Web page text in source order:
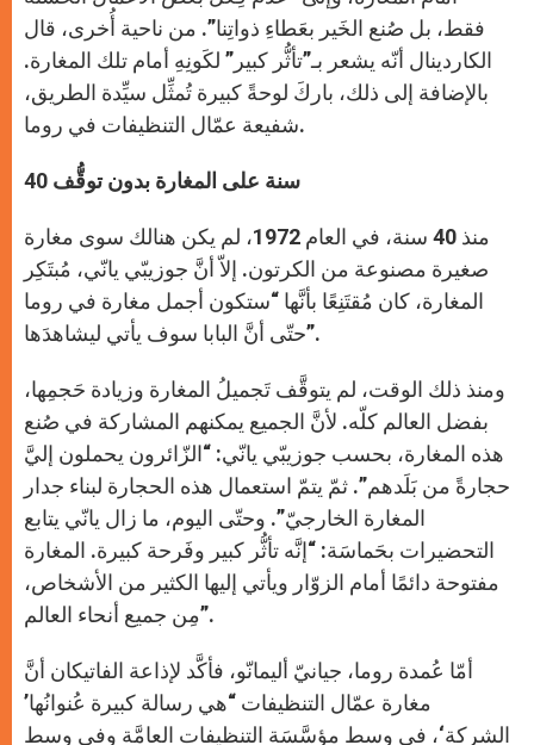
فقط، بل صُنع الخَير بعَطاءِ ذواتِنا”. من ناحية أُخرى، قال
الكاردينال أنّه يشعر بـ”تأثُّر كبير” لكَونِهِ أمام تلك المغارة.
بالإضافة إلى ذلك، باركَ لوحةً كبيرة تُمثِّل سيِّدة الطريق،
شفيعة عمّال التنظيفات في روما.
40 سنة على المغارة بدون توقُّف
منذ 40 سنة، في العام 1972، لم يكن هنالك سوى مغارة
صغيرة مصنوعة من الكرتون. إلاّ أنَّ جوزيبّي يانّي، مُبتَكِر
المغارة، كان مُقتَنِعًا بأنَّها “ستكون أجمل مغارة في روما
حتّى أنَّ البابا سوف يأتي ليشاهدَها”.
ومنذ ذلك الوقت، لم يتوقَّف تَجميلُ المغارة وزيادة حَجمِها،
بفضل العالم كلّه. لأنَّ الجميع يمكنهم المشاركة في صُنع
هذه المغارة، بحسب جوزيبّي يانّي: “الزّائرون يحملون إليَّ
حجارةً من بَلَدهم”. ثمّ يتمّ استعمال هذه الحجارة لبناء جدار
المغارة الخارجيّ”. وحتّى اليوم، ما زال يانّي يتابع
التحضيرات بحَماسَة: “إنَّه تأثُّر كبير وفَرحة كبيرة. المغارة
مفتوحة دائمًا أمام الزوّار ويأتي إليها الكثير من الأشخاص،
مِن جميع أنحاء العالم”.
أمّا عُمدة روما، جيانيّ أليمانّو، فأكَّد لإذاعة الفاتيكان أنَّ
مغارة عمّال التنظيفات “هي رسالة كبيرة عُنوانُها’
الشركة‘، في وسط مؤسَّسَة التنظيفات العامَّة وفي وسط